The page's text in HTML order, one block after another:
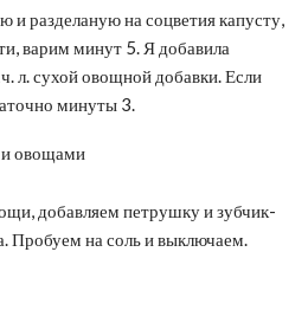
разделаную на соцветия капусту,
варим минут 5. Я добавила
л. сухой овощной добавки. Если
минуты 3.
добавляем петрушку и зубчик-
Пробуем на соль и выключаем.